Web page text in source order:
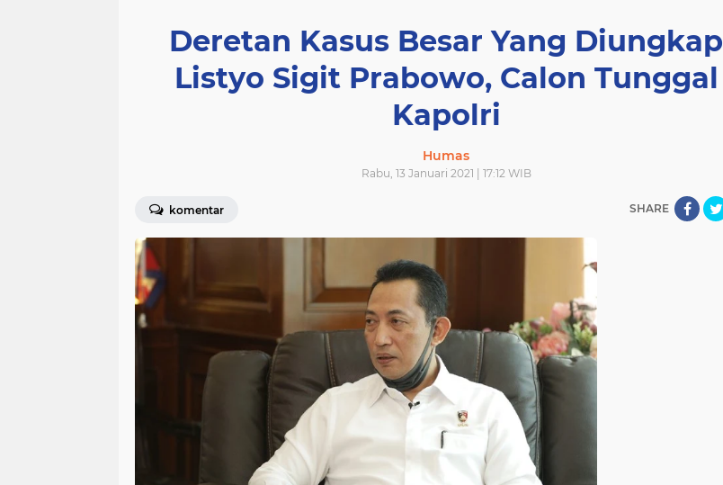
Deretan Kasus Besar Yang Diungkap
Listyo Sigit Prabowo, Calon Tunggal
Kapolri
Humas
Rabu, 13 Januari 2021 | 17:12 WIB
komentar SHARE